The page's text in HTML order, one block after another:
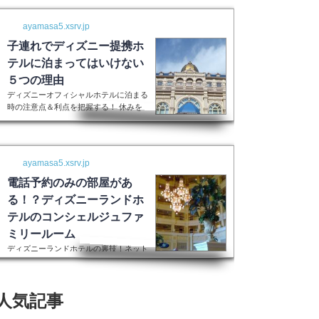
ayamasa5.xsrv.jp
子連れでディズニー提携ホ
テルに泊まってはいけない
５つの理由
ディズニーオフィシャルホテルに泊まる
時の注意点＆利点を把握する！ 休みを
取って子供を喜ばせるためにディズニー
ランドに行く！最高の家族サービスです
よね。 でも・・・小さい子供を連れて
るのは、お父さんお母さんも疲れること
間違いなし。 夜の目玉であるショーや
パレードの前に子供が寝てしまって抱っ
こしながら見るなんて残念なことも多々
起こるでしょう。 せっかくキラキラし
た夢の国を可愛い我が子に見せたかった
のに・・・。 そんな時、「ディズニー
ラ...
ayamasa5.xsrv.jp
電話予約のみの部屋があ
る！？ディズニーランドホ
テルのコンシェルジュファ
ミリールーム
ディズニーランドホテルの裏技！ネット
上には表示されない大人数用ルーム現在
の予約センターもなくなってしまったそ
うで、元コンシェルジュファミリールー
気記事